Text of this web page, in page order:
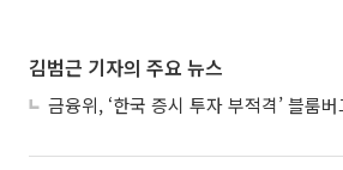
김범근 기자의 주요 뉴스